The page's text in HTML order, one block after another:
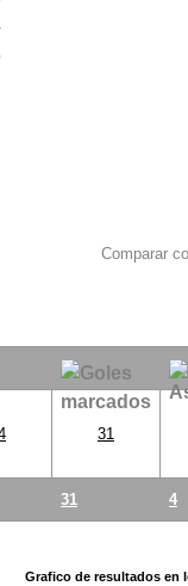
Comparar
31
31 4
Grafico de resultados en